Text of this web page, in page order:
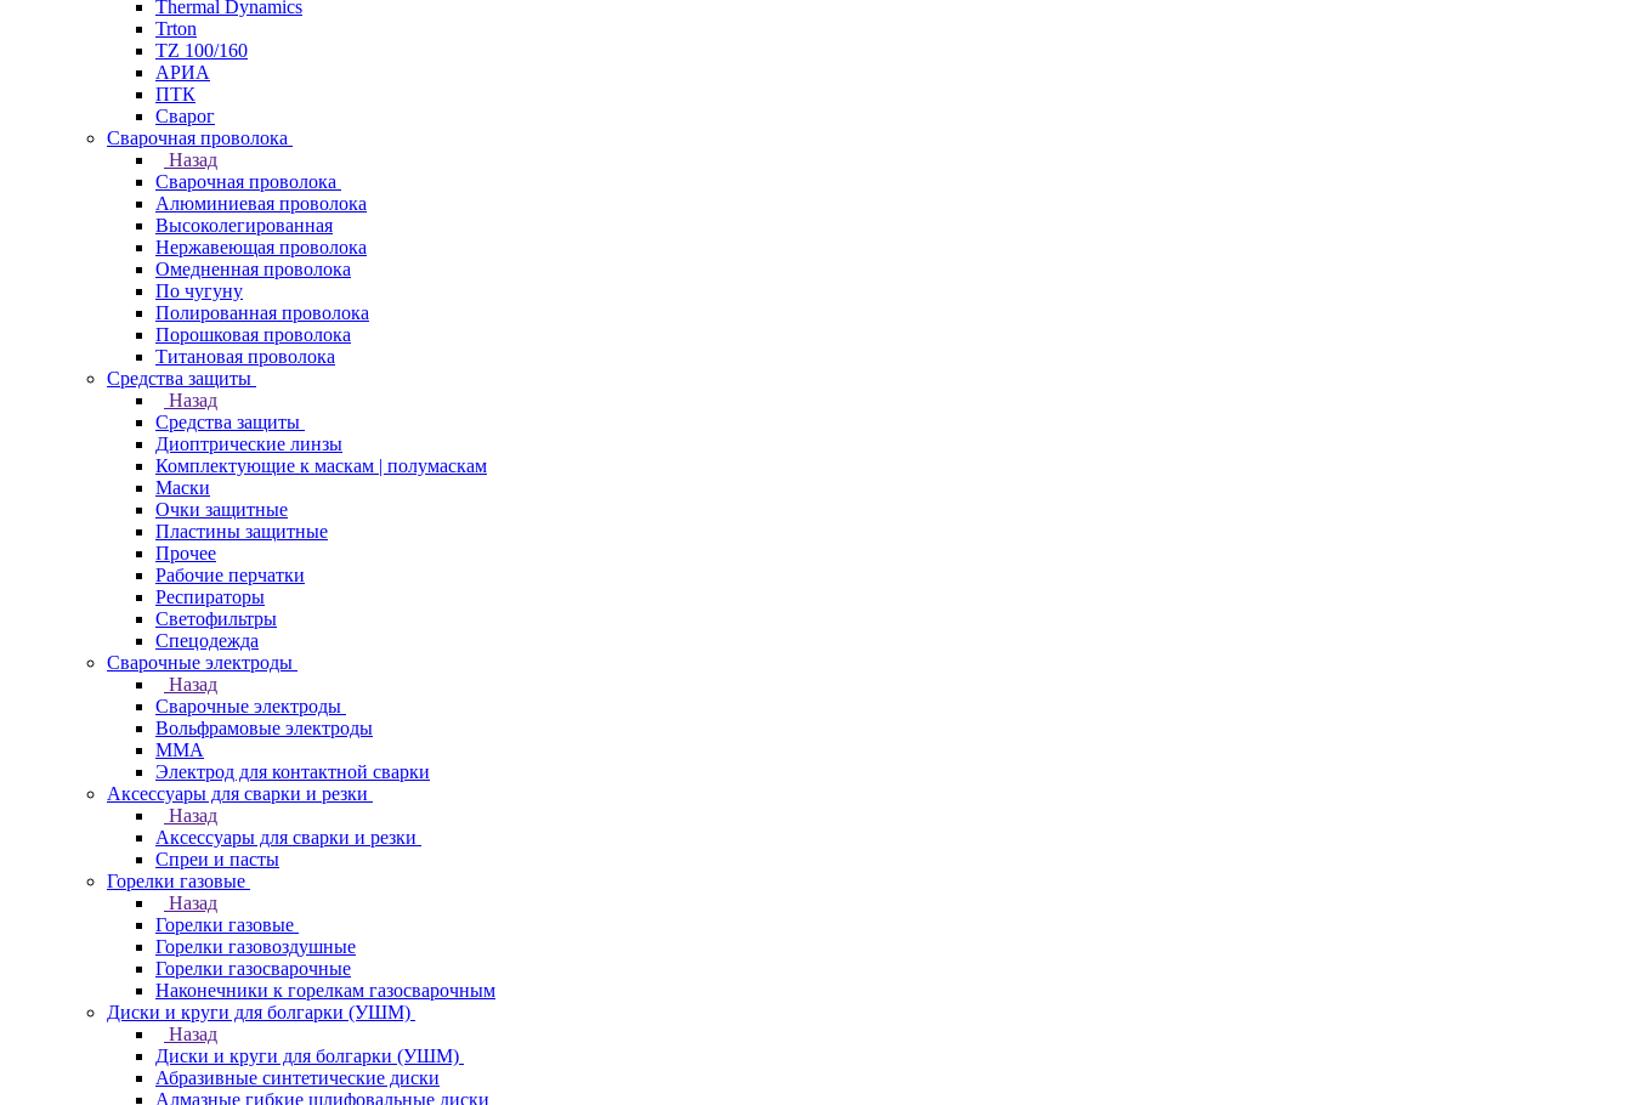
Thermal Dynamics
Trton
TZ 100/160
АРИА
ПТК
Сварог
Сварочная проволока
Назад
Сварочная проволока
Алюминиевая проволока
Высоколегированная
Нержавеющая проволока
Омедненная проволока
По чугуну
Полированная проволока
Порошковая проволока
Титановая проволока
Средства защиты
Назад
Средства защиты
Диоптрические линзы
Комплектующие к маскам | полумаскам
Маски
Очки защитные
Пластины защитные
Прочее
Рабочие перчатки
Респираторы
Светофильтры
Спецодежда
Сварочные электроды
Назад
Сварочные электроды
Вольфрамовые электроды
ММА
Электрод для контактной сварки
Аксессуары для сварки и резки
Назад
Аксессуары для сварки и резки
Спреи и пасты
Горелки газовые
Назад
Горелки газовые
Горелки газовоздушные
Горелки газосварочные
Наконечники к горелкам газосварочным
Диски и круги для болгарки (УШМ)
Назад
Диски и круги для болгарки (УШМ)
Абразивные синтетические диски
Алмазные гибкие шлифовальные диски